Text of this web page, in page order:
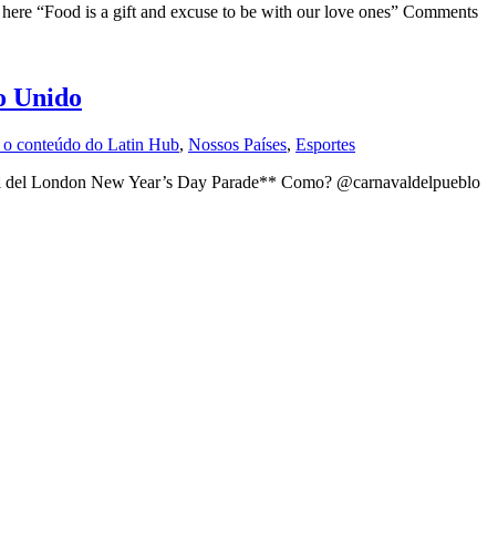
“Food is a gift and excuse to be with our love ones” Comments
Unido
conteúdo do Latin Hub, Nossos Países, Esportes
London New Year’s Day Parade** Como? @carnavaldelpueblo